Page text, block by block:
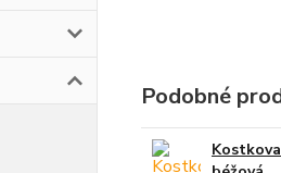
Podobné